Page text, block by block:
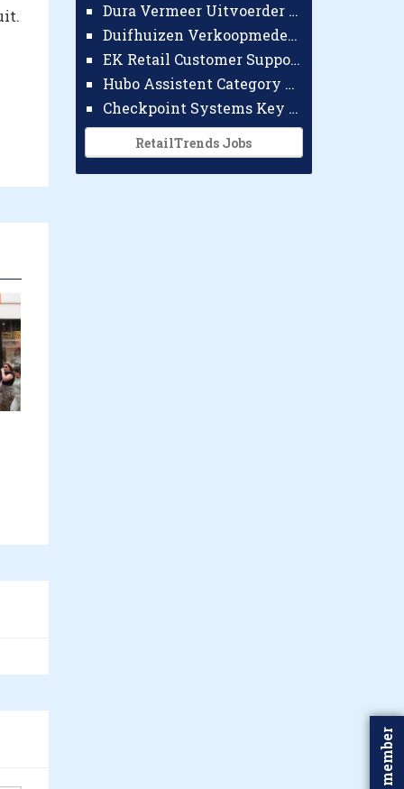
Dura Vermeer Uitvoerder Civiel Nijmegen
Duifhuizen Verkoopmedewerker Ridderkerk
EK Retail Customer Support Omnichannel
Hubo Assistent Category Manager
Checkpoint Systems Key Accountmanager Benelux
RetailTrends Jobs